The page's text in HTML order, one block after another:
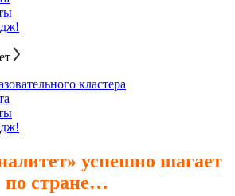
кластера
успешно шагает
по стране…